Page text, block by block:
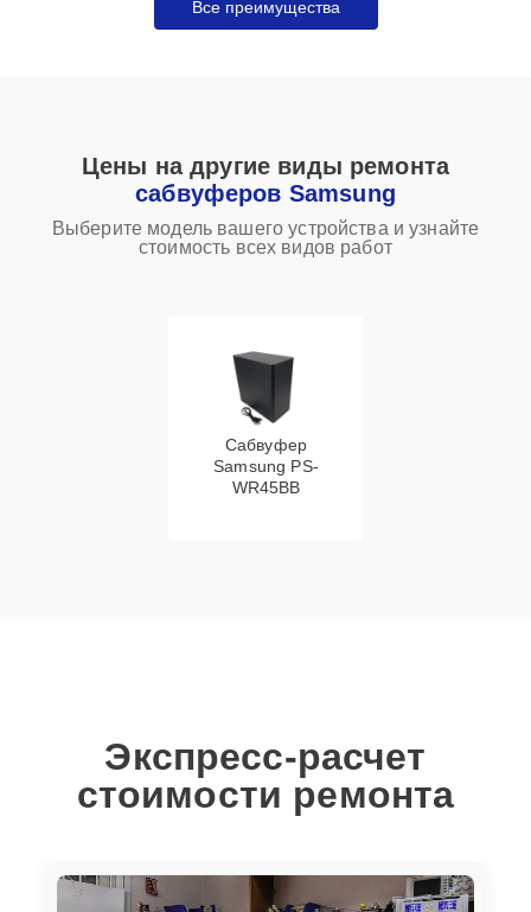
Все преимущества
Цены на другие виды ремонта
сабвуферов Samsung
Выберите модель вашего устройства и узнайте
стоимость всех видов работ
Сабвуфер
Samsung PS-
WR45BB
Экспресс-расчет
стоимости ремонта